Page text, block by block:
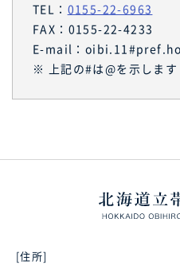
TEL： 0155-22-6963
FAX：0155-22-4233
E-mail：
※ 上記の#は@を示します
[住所]